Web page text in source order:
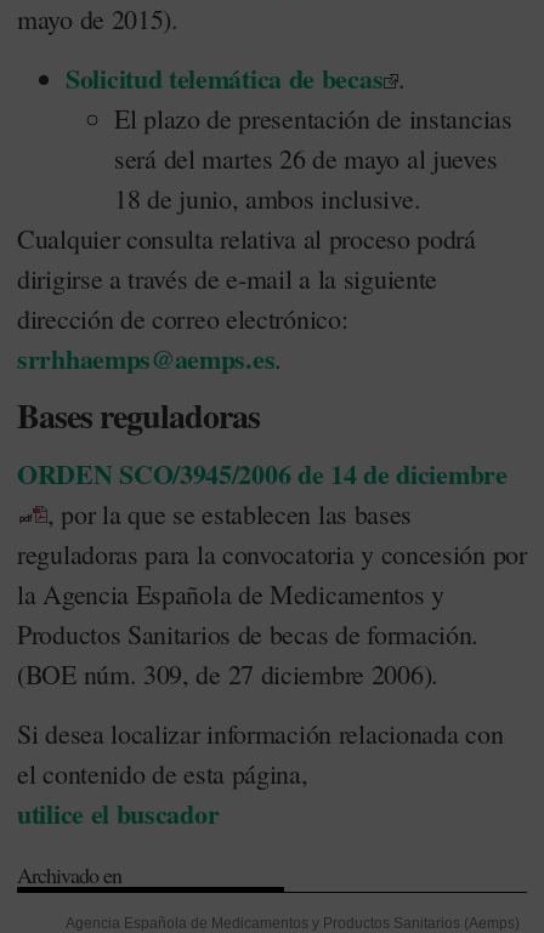
mayo de 2015).
Solicitud telemática de becas .
El plazo de presentación de instancias
será del martes 26 de mayo al jueves
18 de junio, ambos inclusive.
Cualquier consulta relativa al proceso podrá
dirigirse a través de e-mail a la siguiente
dirección de correo electrónico:
srrhhaemps@aemps.es.
Bases reguladoras
ORDEN SCO/3945/2006 de 14 de diciembre
, por la que se establecen las bases
reguladoras para la convocatoria y concesión por
la Agencia Española de Medicamentos y
Productos Sanitarios de becas de formación.
(BOE núm. 309, de 27 diciembre 2006).
Si desea localizar información relacionada con
el contenido de esta página,
utilice el buscador
Archivado en
Agencia Española de Medicamentos y Productos Sanitarios (Aemps)